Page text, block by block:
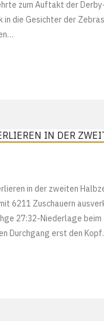
zum Auftakt der
die Gesichter der
IN DER
in der zweiten
6211 Zuschauern
27:32-Niederlage
Durchgang erst den